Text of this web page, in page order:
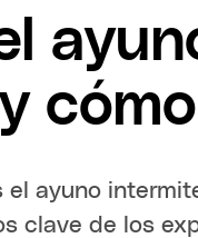
el ayuno
clave de los